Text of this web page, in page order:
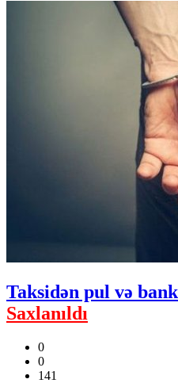
Taksidən pul və
Saxlanıldı
0
0
141